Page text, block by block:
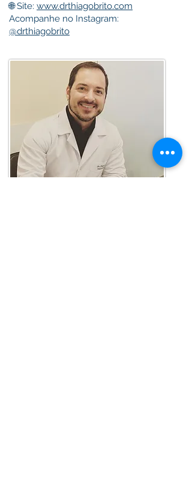
🌐 Site: www.drthiagobrito.com
Acompanhe no Instagram:
@drthiagobrito